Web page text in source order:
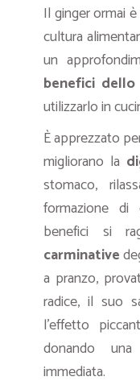
Il ginger ormai
cultura
un
benefici
utilizzarlo in
È apprezzato
migliorano la
stomaco,
formazione
benefici si
carminative
a pranzo,
radice, il suo
l’effetto
donando
immediata.